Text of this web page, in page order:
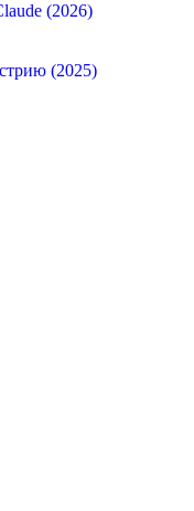
(2026)
(2025)